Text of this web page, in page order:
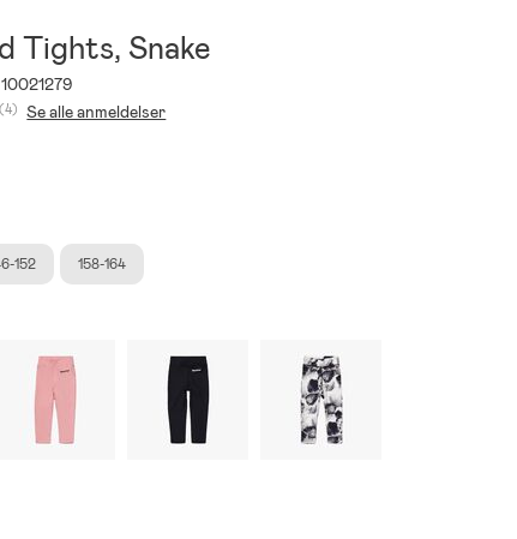
Tights, Snake
10021279
(4) Se alle anmeldelser
152 158-164